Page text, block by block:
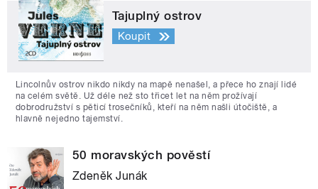
Tajuplný ostrov
Koupit
Lincolnův ostrov nikdo nikdy na mapě nenašel, a přece ho znají lidé
na celém světě. Už déle než sto třicet let na něm prožívají
dobrodružství s pěticí trosečníků, kteří na něm našli útočiště, a
hlavně nejedno tajemství.
50 moravských pověstí
Zdeněk Junák